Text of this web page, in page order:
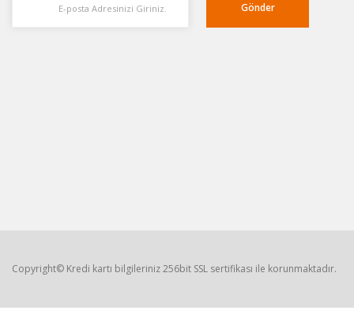
Gönder
Copyright© Kredi kartı bilgileriniz 256bit SSL sertifikası ile korunmaktadır.